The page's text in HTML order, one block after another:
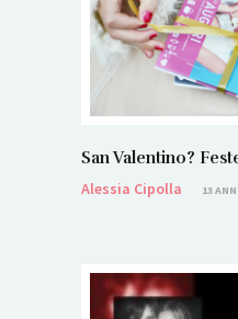
San Valentino?
Alessia Cipolla
13